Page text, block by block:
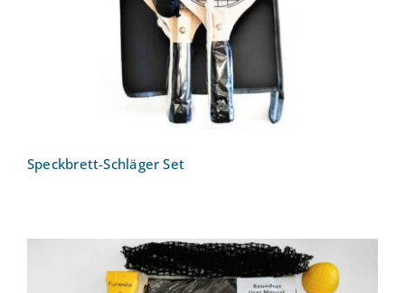
Speckbrett-Schläger Set